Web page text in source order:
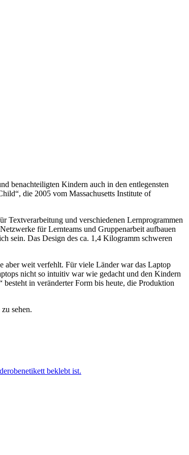
benachteiligten Kindern auch in den entlegensten
die 2005 vom Massachusetts Institute of
Textverarbeitung und verschiedenen Lernprogrammen
für Lernteams und Gruppenarbeit aufbauen
sein. Das Design des ca. 1,4 Kilogramm schweren
aber weit verfehlt. Für viele Länder war das Laptop
nicht so intuitiv war wie gedacht und den Kindern
in veränderter Form bis heute, die Produktion
sehen.